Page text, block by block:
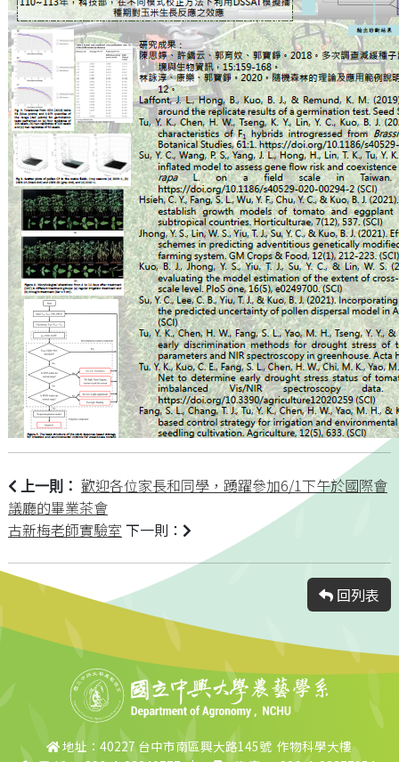
上一則：
歡迎各位家長和同學，踴躍參加6/1下午於國際會
議廳的畢業茶會
古新梅老師實驗室 下一則：
回列表
地址：40227 台中市南區興大路145號 作物科學大樓